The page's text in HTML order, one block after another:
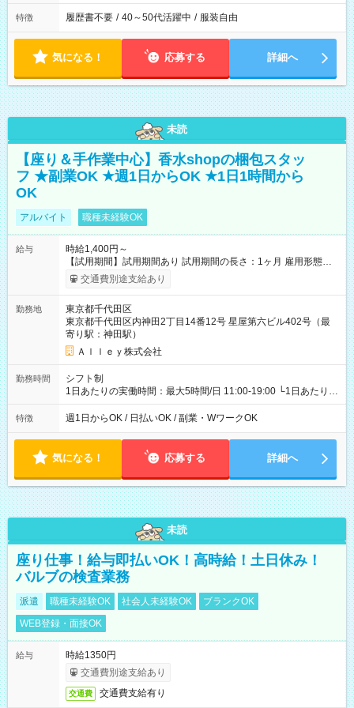
特徴 履歴書不要 / 40～50代活躍中 / 服装自由
気になる！ 応募する 詳細へ
未読
【座り＆手作業中心】香水shopの梱包スタッ
フ ★副業OK ★週1日からOK ★1日1時間から
OK
アルバイト 職種未経験OK
給与
時給1,400円～
【試用期間】試用期間あり 試用期間の長さ：1ヶ月 雇用形態、
給与は本採用時と同じです。
交通費別途支給あり
勤務地
東京都千代田区
東京都千代田区内神田2丁目14番12号 星屋第六ビル402号（最
寄り駅：神田駅）
Ａｌｌｅｙ株式会社
勤務時間
シフト制
1日あたりの実働時間：最大5時間/日 11:00-19:00 └1日あたりの
実働時間：1-5時間 └上記の時間帯内であれば、いつでも勤務可
能！ └平日・土曜日の中で、お好きな曜日でご勤務いただけま
18:00 などのように、自由な働き方が可能なお仕事です！
特徴 週1日からOK / 日払いOK / 副業・WワークOK
気になる！ 応募する 詳細へ
未読
座り仕事！給与即払いOK！高時給！土日休み！
バルブの検査業務
派遣 職種未経験OK 社会人未経験OK
ブランクOK
WEB登録・面接OK
給与
時給1350円
交通費別途支給あり
交通費 交通費支給有り